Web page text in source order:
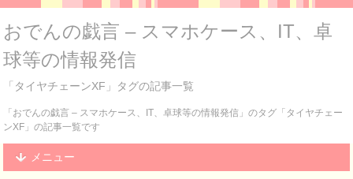
おでんの戯言 – スマホケース、IT、卓
球等の情報発信
「タイヤチェーンXF」タグの記事一覧
「おでんの戯言 – スマホケース、IT、卓球等の情報発信」のタグ「タイヤチェー
ンXF」の記事一覧です
メニュー